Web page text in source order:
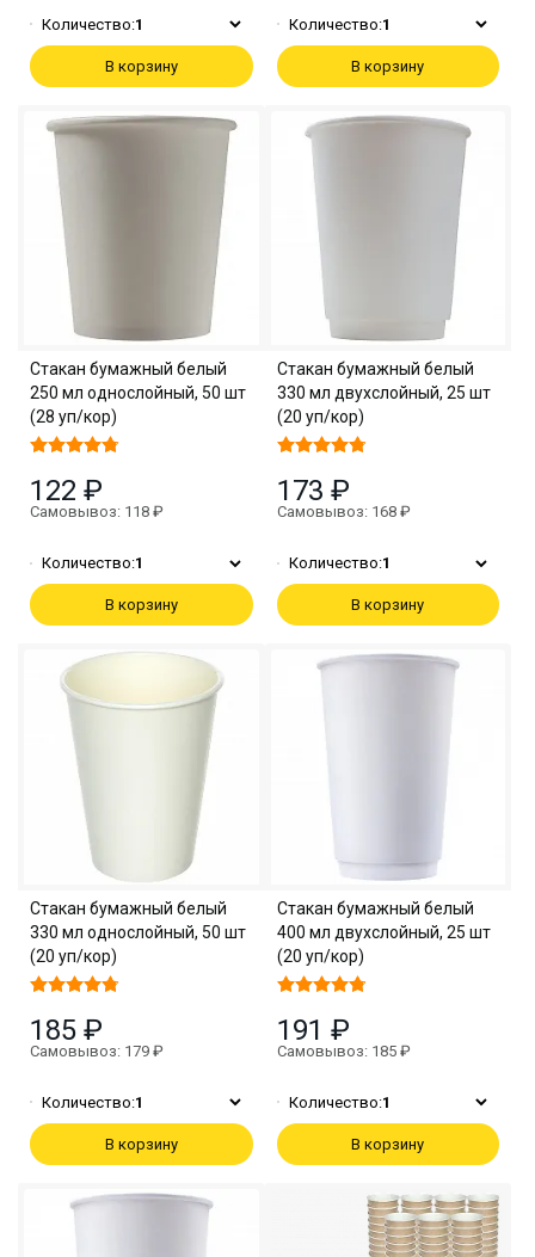
Количество:1
В корзину
Количество:1
В корзину
Стакан бумажный белый
250 мл однослойный, 50 шт
(28 уп/кор)
122 ₽
Самовывоз: 118 ₽
Количество:1
В корзину
Стакан бумажный белый
330 мл двухслойный, 25 шт
(20 уп/кор)
173 ₽
Самовывоз: 168 ₽
Количество:1
В корзину
Стакан бумажный белый
330 мл однослойный, 50 шт
(20 уп/кор)
185 ₽
Самовывоз: 179 ₽
Количество:1
В корзину
Стакан бумажный белый
400 мл двухслойный, 25 шт
(20 уп/кор)
191 ₽
Самовывоз: 185 ₽
Количество:1
В корзину